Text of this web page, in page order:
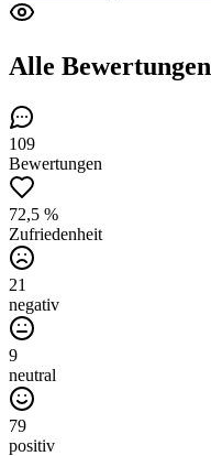
Alle Bewertungen
109
Bewertungen
72,5 %
Zufriedenheit
21
negativ
9
neutral
79
positiv